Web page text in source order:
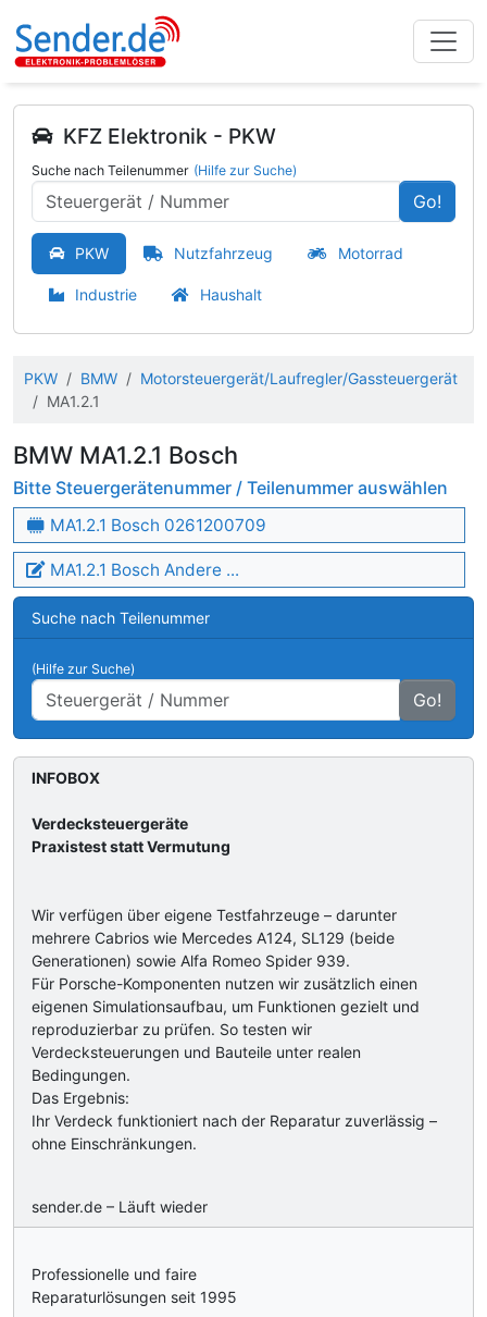
KFZ Elektronik - PKW
Suche nach Teilenummer (Hilfe zur Suche)
Go!
PKW Nutzfahrzeug Motorrad
Industrie Haushalt
PKW BMW
Motorsteuergerät/Laufregler/Gassteuergerät
MA1.2.1
BMW MA1.2.1 Bosch
Bitte Steuergerätenummer / Teilenummer auswählen
MA1.2.1 Bosch 0261200709
MA1.2.1 Bosch Andere ...
Suche nach Teilenummer
(Hilfe zur Suche)
Go!
INFOBOX
Verdecksteuergeräte
Praxistest statt Vermutung
Wir verfügen über eigene Testfahrzeuge – darunter
mehrere Cabrios wie Mercedes A124, SL129 (beide
Generationen) sowie Alfa Romeo Spider 939.
Für Porsche-Komponenten nutzen wir zusätzlich einen
eigenen Simulationsaufbau, um Funktionen gezielt und
reproduzierbar zu prüfen. So testen wir
Verdecksteuerungen und Bauteile unter realen
Bedingungen.
Das Ergebnis:
Ihr Verdeck funktioniert nach der Reparatur zuverlässig –
ohne Einschränkungen.
sender.de – Läuft wieder
Professionelle und faire
Reparaturlösungen seit 1995